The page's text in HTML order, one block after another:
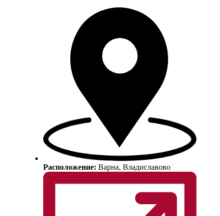
Расположение: Варна, Владиславово